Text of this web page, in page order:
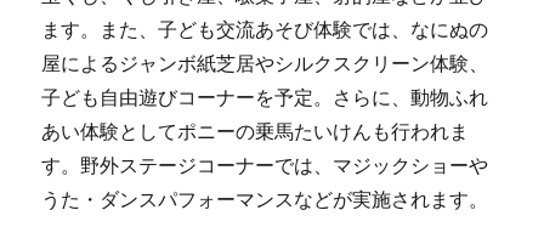
ます。また、子ども交流あそび体験では、なにぬの
屋によるジャンボ紙芝居やシルクスクリーン体験、
子ども自由遊びコーナーを予定。さらに、動物ふれ
あい体験としてポニーの乗馬たいけんも行われま
す。野外ステージコーナーでは、マジックショーや
うた・ダンスパフォーマンスなどが実施されます。